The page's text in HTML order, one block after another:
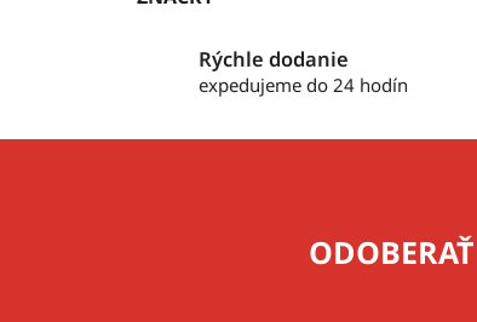
Rýchle dodanie
expedujeme do 24 hodín